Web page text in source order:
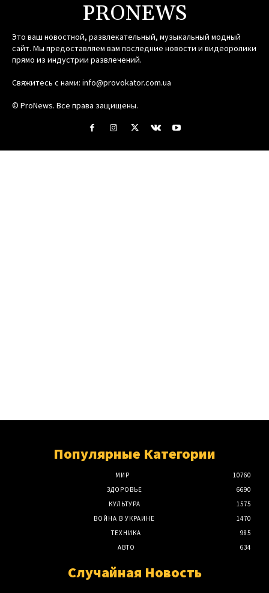
PRONEWS
Это ваш новостной, развлекательный, музыкальный модный
сайт. Мы предоставляем вам последние новости и видеоролики
прямо из индустрии развлечений.
Свяжитесь с нами: info@provokator.com.ua
© ProNews. Все права защищены.
Популярные Категории
МИР
10760
ЗДОРОВЬЕ
6690
КУЛЬТУРА
1575
ВОЙНА В УКРАИНЕ
1470
ТЕХНИКА
985
АВТО
634
Случайная Новость